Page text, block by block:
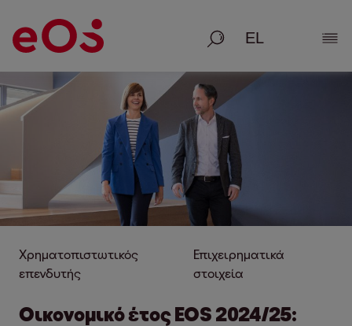
Αναζήτηση
Χρηματοπιστωτικός
επενδυτής
Επιχειρηματικά
στοιχεία
Οικονομικό έτοςEOS 2024/25: